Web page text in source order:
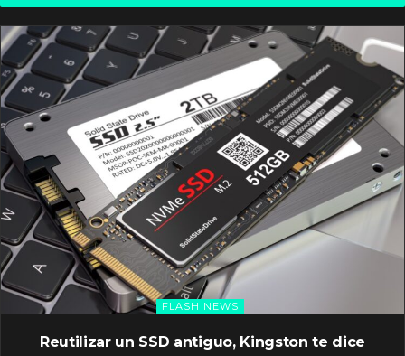
FLASH NEWS
Reutilizar un SSD antiguo, Kingston te dice